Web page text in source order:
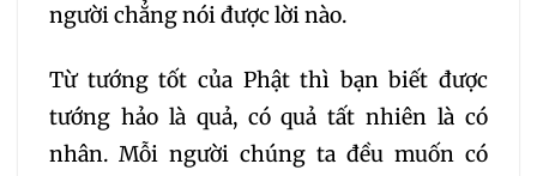
315 316 317 318
người chẳng nói được lời nào.
Từ tướng tốt của Phật thì bạn biết được
tướng hảo là quả, có quả tất nhiên là có
nhân. Mỗi người chúng ta đều muốn có